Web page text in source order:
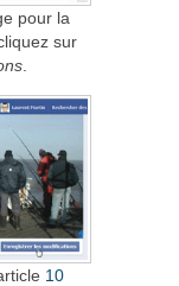
pour la
sur
10